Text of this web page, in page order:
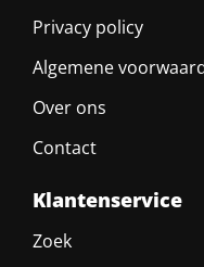
Privacy policy
Algemene
Over ons
Contact
Klantenservice
Zoek